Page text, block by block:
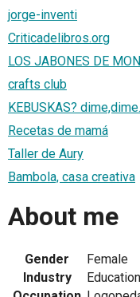
jorge-inventi
Criticadelibros.org
LOS JABONES DE
crafts club
KEBUSKAS?
Recetas de mamá
Taller de Aury
Bambola, casa creativa
About me
Gender
Female
Industry
Education